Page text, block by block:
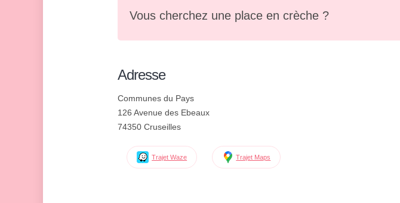
Vous cherchez une place en crèche ?
Adresse
Communes du Pays
126 Avenue des Ebeaux
74350 Cruseilles
Trajet Waze Trajet Maps